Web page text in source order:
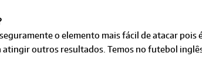
o elemento mais fácil de atacar
outros resultados. Temos no futebol